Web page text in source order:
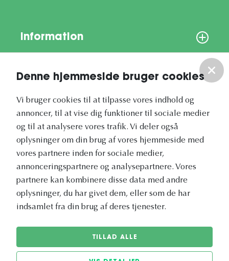
Denne hjemmeside bruger cookies
Vi bruger cookies til at tilpasse vores indhold og
annoncer, til at vise dig funktioner til sociale medier
og til at analysere vores trafik. Vi deler også
oplysninger om din brug af vores hjemmeside med
vores partnere inden for sociale medier,
annonceringspartnere og analysepartnere. Vores
partnere kan kombinere disse data med andre
oplysninger, du har givet dem, eller som de har
indsamlet fra din brug af deres tjenester.
TILLAD ALLE
Information
Vores nyhedsbrev
Vetapotek.dk er en del af
Evidensia
Dyresundhedspleje